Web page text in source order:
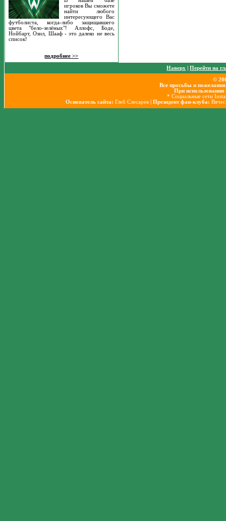
игроков Вы сможете
найти любого
интересующего Вас
футболиста, когда-либо защищавшего
цвета "бело-зелёных"! Аллофс, Боде,
Нойбарт, Озил, Шааф - это далеко не весь
список!
подробнее >>
Наверх |Перейти на
©
Все просьбы и
При использовании
* Социальные сети
Основатель сайта: Глеб Слесарев | Президент фан-клуба: